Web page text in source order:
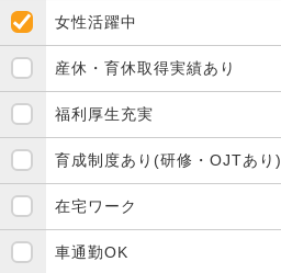
女性活躍中
産休・育休取得実績あり
福利厚生充実
育成制度あり(研修・OJTあり)
在宅ワーク
車通勤OK